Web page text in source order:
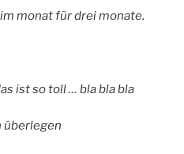
monat für drei monate.
ist so toll … bla bla bla
überlegen